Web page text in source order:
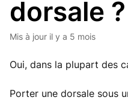
dorsale ?
Mis à jour il y a 5 mois
Oui, dans la plupart des
Porter une dorsale sous